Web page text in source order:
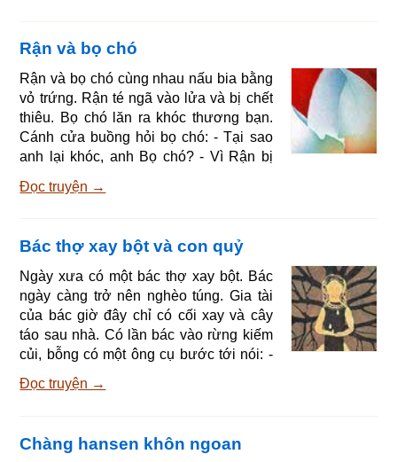
một bé trai khi sinh ra chỏm đầu còn
nằm trong bọc nhau, người ta tiên tri là
năm mười sáu tuổi nó sẽ lấy được công
chúa. Vốn tính độc ác, nghe nói vậy nhà
Rận và bọ chó
Rận và bọ chó cùng nhau nấu bia bằng
vỏ trứng. Rận té ngã vào lửa và bị chết
thiêu. Bọ chó lăn ra khóc thương bạn.
Cánh cửa buồng hỏi bọ chó: - Tại sao
anh lại khóc, anh Bọ chó? - Vì Rận bị
kêu kẽo kẹt. Chổi ở trong góc nhà hỏi: -
thiêu, Bọ chó thương khóc. Thế là chổi
vung tứ phía quét. Một chiếc xe lăn qua
thấy vậy hỏi: - Tại sao anh lại vung lên
thế, anh Chổi? - Tôi không vun
Đọc truyện →
Bác thợ xay bột và con quỷ
Ngày xưa có một bác thợ xay bột. Bác
ngày càng trở nên nghèo túng. Gia tài
của bác giờ đây chỉ có cối xay và cây
táo sau nhà. Có lần bác vào rừng kiếm
củi, bỗng có một ông cụ bước tới nói: -
Bác làm gì phải khổ như thế này. Tôi sẽ
làm cho bác giàu có, nhưng bác phải
chẳng có gì khác ngoài cây táo. Rồi bác
Đọc truyện →
Chàng hansen khôn ngoan